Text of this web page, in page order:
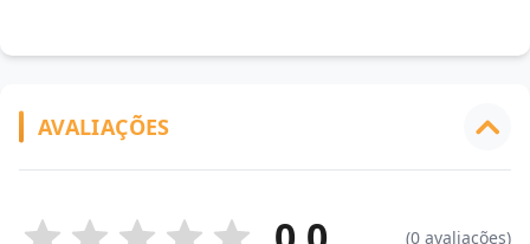
AVALIAÇÕES
(0 avaliações)